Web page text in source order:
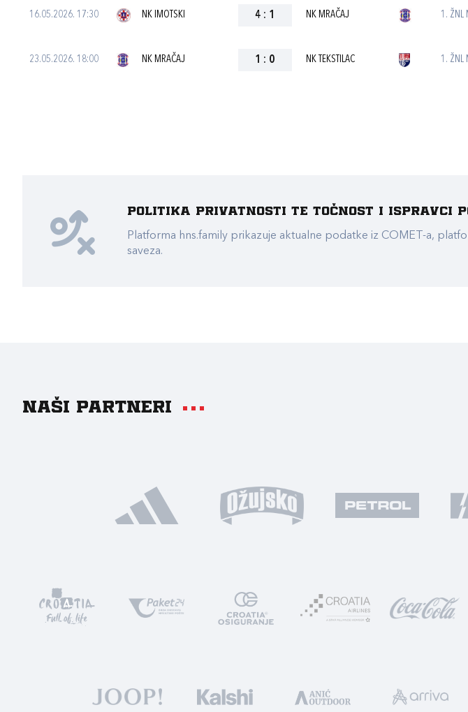
16.05.2026. 17:30 NK IMOTSKI 4 : 1 NK MRAČAJ 1. ŽNL
23.05.2026. 18:00 NK MRAČAJ 1 : 0 NK TEKSTILAC 1. ŽNL
Politika privatnosti te točnost i ispravci
Platforma hns.family prikazuje aktualne podatke iz COMET-a,
saveza.
Naši partneri